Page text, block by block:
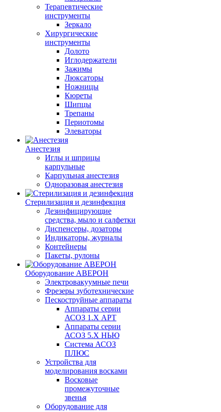
Терапевтические
инструменты
Зеркало
Хирургические
инструменты
Долото
Иглодержатели
Зажимы
Люксаторы
Ножницы
Кюреты
Шипцы
Трепаны
Периотомы
Элеваторы
Анестезия
Иглы и шприцы
карпульные
Карпульная анестезия
Одноразовая анестезия
Стерилизация и дезинфекция
Дезинфицирующие
средства, мыло и салфетки
Диспенсеры, дозаторы
Индикаторы, журналы
Контейнеры
Пакеты, рулоны
Оборудование АВЕРОН
Электровакуумные печи
Фрезеры зуботехнические
Пескоструйные аппараты
Аппараты серии
АСОЗ 1.Х АРТ
Аппараты серии
АСОЗ 5.Х НЬЮ
Система АСОЗ
ПЛЮС
Устройства для
моделирования восками
Восковые
промежуточные
звенья
Оборудование для